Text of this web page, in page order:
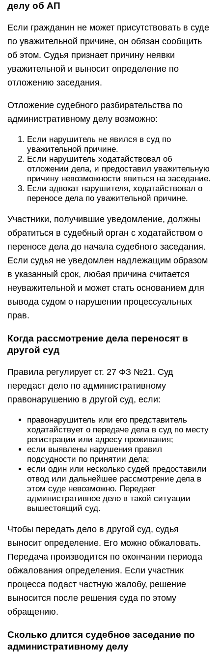
делу об АП
Если гражданин не может присутствовать в суде
по уважительной причине, он обязан сообщить
об этом. Судья признает причину неявки
уважительной и выносит определение по
отложению заседания.
Отложение судебного разбирательства по
административному делу возможно:
Если нарушитель не явился в суд по
уважительной причине.
Если нарушитель ходатайствовал об
отложении дела, и предоставил уважительную
причину невозможности явиться на заседание.
Если адвокат нарушителя, ходатайствовал о
переносе дела по уважительной причине.
Участники, получившие уведомление, должны
обратиться в судебный орган с ходатайством о
переносе дела до начала судебного заседания.
Если судья не уведомлен надлежащим образом
в указанный срок, любая причина считается
неуважительной и может стать основанием для
вывода судом о нарушении процессуальных
прав.
Когда рассмотрение дела переносят в
другой суд
Правила регулирует ст. 27 ФЗ №21. Суд
передаст дело по административному
правонарушению в другой суд, если:
правонарушитель или его представитель
ходатайствует о передаче дела в суд по месту
регистрации или адресу проживания;
если выявлены нарушения правил
подсудности по принятии дела;
если один или несколько судей предоставили
отвод или дальнейшее рассмотрение дела в
этом суде невозможно. Передает
административное дело в такой ситуации
вышестоящий суд.
Чтобы передать дело в другой суд, судья
выносит определение. Его можно обжаловать.
Передача производится по окончании периода
обжалования определения. Если участник
процесса подаст частную жалобу, решение
выносится после решения суда по этому
обращению.
Сколько длится судебное заседание по
административному делу